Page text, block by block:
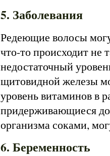
5. Заболевания
Редеющие волосы
что-то происходит не
недостаточный
щитовидной железы
уровень витаминов в
придерживающиеся
организма соками,
6. Беременность